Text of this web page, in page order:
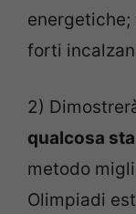
energetiche;
forti
2)
qualcosa
metodo
Olimpiadi